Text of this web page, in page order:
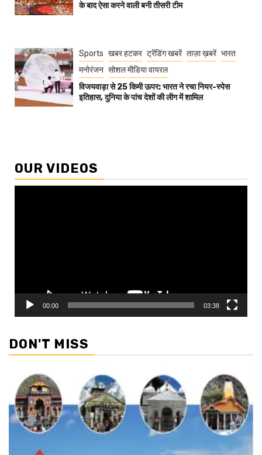
के बाद ऐसा करने वाली बनी तीसरी टीम
Sports खबर हटकर ट्रेंडिंग खबरें ताज़ा ख़बरें भारत
मनोरंजन सोशल मीडिया वायरल
विजयवाड़ा से 25 किमी ऊपर: भारत ने रचा नियर-स्पेस
इतिहास, दुनिया के पांच देशों की लीग में शामिल
OUR VIDEOS
00:00 03:38
DON'T MISS